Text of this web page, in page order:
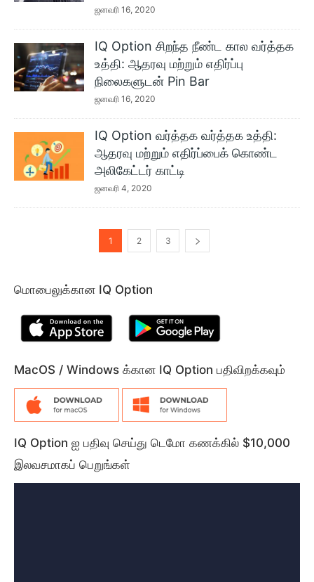
ஜனவரி 16, 2020
IQ Option சிறந்த நீண்ட கால வர்த்தக
உத்தி: ஆதரவு மற்றும் எதிர்ப்பு
நிலைகளுடன் Pin Bar
ஜனவரி 16, 2020
IQ Option வர்த்தக வர்த்தக உத்தி:
ஆதரவு மற்றும் எதிர்ப்பைக் கொண்ட
அலிகேட்டர் காட்டி
ஜனவரி 4, 2020
1 2 3
மொபைலுக்கான IQ Option
MacOS / Windows க்கான IQ Option பதிவிறக்கவும்
IQ Option ஐ பதிவு செய்து டெமோ கணக்கில் $10,000
இலவசமாகப் பெறுங்கள்